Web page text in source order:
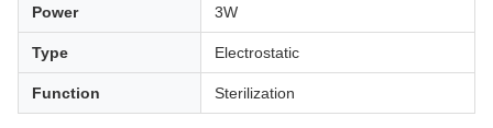
Power 3W
Type Electrostatic
Function Sterilization